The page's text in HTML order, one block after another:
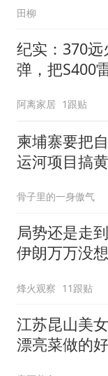
田柳
纪实：370远
弹，把S400
了
阿离家居 1跟贴
柬埔寨要把
运河项目搞
骨子里的一身傲气
局势还是走
伊朗万万没
烽火观察 11跟贴
江苏昆山美
漂亮菜做的